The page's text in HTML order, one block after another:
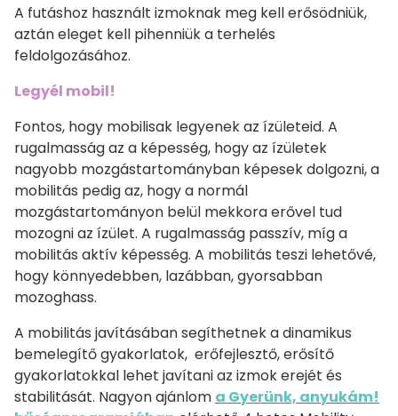
A futáshoz használt izmoknak meg kell erősödniük,
aztán eleget kell pihenniük a terhelés
feldolgozásához.
Legyél mobil!
Fontos, hogy mobilisak legyenek az ízületeid. A
rugalmasság az a képesség, hogy az ízületek
nagyobb mozgástartományban képesek dolgozni, a
mobilitás pedig az, hogy a normál
mozgástartományon belül mekkora erővel tud
mozogni az ízület. A rugalmasság passzív, míg a
mobilitás aktív képesség. A mobilitás teszi lehetővé,
hogy könnyedebben, lazábban, gyorsabban
mozoghass.
A mobilitás javításában segíthetnek a dinamikus
bemelegítő gyakorlatok, erőfejlesztő, erősítő
gyakorlatokkal lehet javítani az izmok erejét és
stabilitását. Nagyon ajánlom a Gyerünk, anyukám!